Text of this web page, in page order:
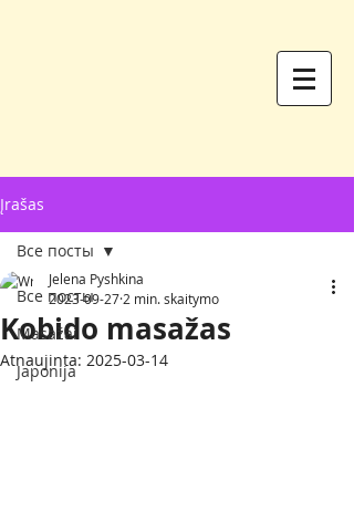
Įrašas
Все посты
Masažai
Japonija
Все посты
Kobido masažas
Jelena Pyshkina
2023-09-27 2 min. skaitymo
Atnaujinta: 2025-03-14